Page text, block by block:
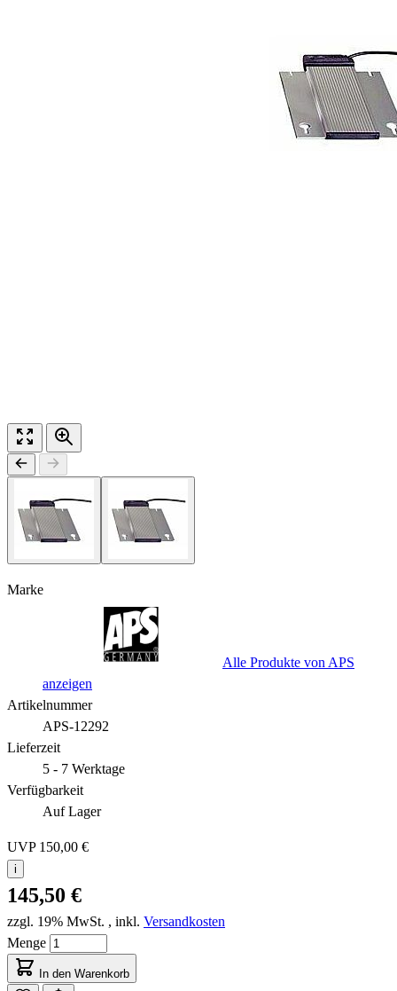
Marke
Alle Produkte von APS
anzeigen
Artikelnummer
APS-12292
Lieferzeit
5 - 7 Werktage
Verfügbarkeit
Auf Lager
UVP 150,00 €
i
145,50 €
zzgl. 19% MwSt. , inkl. Versandkosten
Menge
In den Warenkorb